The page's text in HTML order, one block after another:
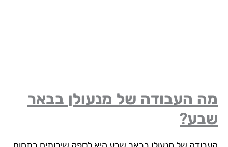
העבודה של מנעולן בבאר